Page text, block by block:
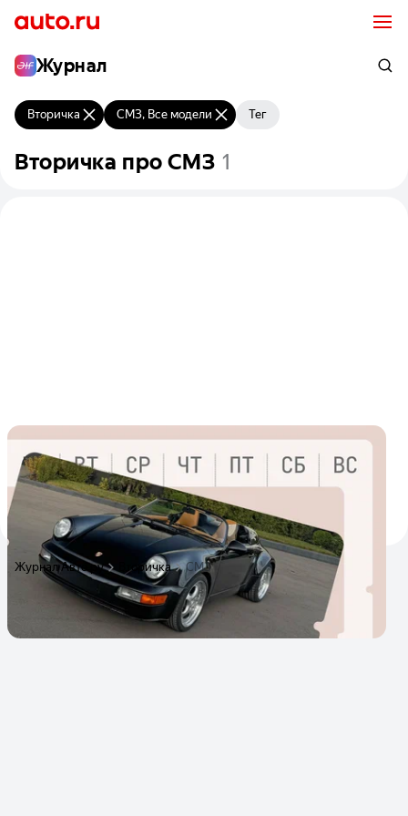
Журнал
Вторичка СМЗ, Все модели Тег
Вторичка про СМЗ
От Спидстера до одноцилиндровой
«капсулы»: объявления недели на Авто.ру
Яркие и необычные автомобили, которые можно купить
прямо сейчас
21 декабря 2025
Журнал Авто.ру Вторичка СМЗ